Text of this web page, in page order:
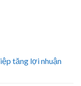
tăng lợi nhuận